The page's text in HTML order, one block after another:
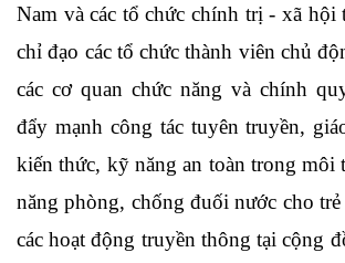
Nam và các tổ chức chính trị - xã hội
chỉ đạo các tổ chức thành viên chủ
các cơ quan chức năng và chính
đẩy mạnh công tác tuyên truyền,
kiến thức, kỹ năng an toàn trong môi
năng phòng, chống đuối nước cho
các hoạt động truyền thông tại cộng